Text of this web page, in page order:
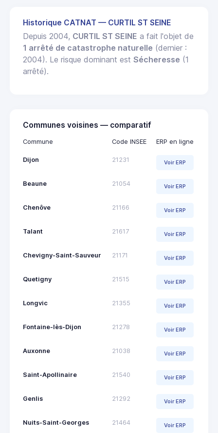
Historique CATNAT — CURTIL ST SEINE
Depuis 2004, CURTIL ST SEINE a fait l'objet de
1 arrêté de catastrophe naturelle (dernier :
2004). Le risque dominant est Sécheresse (1
arrêté).
Communes voisines — comparatif
Commune Code INSEE ERP en ligne
Dijon 21231 Voir ERP
Beaune 21054 Voir ERP
Chenôve 21166 Voir ERP
Talant 21617 Voir ERP
Chevigny-Saint-Sauveur 21171 Voir ERP
Quetigny 21515 Voir ERP
Longvic 21355 Voir ERP
Fontaine-lès-Dijon 21278 Voir ERP
Auxonne 21038 Voir ERP
Saint-Apollinaire 21540 Voir ERP
Genlis 21292 Voir ERP
Nuits-Saint-Georges 21464 Voir ERP